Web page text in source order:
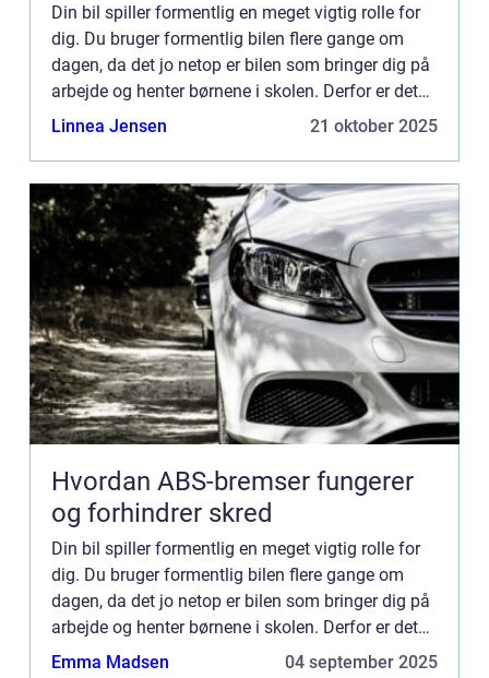
Din bil spiller formentlig en meget vigtig rolle for
dig. Du bruger formentlig bilen flere gange om
dagen, da det jo netop er bilen som bringer dig på
arbejde og henter børnene i skolen. Derfor er det
vigtigt du sørger for, at din...
Linnea Jensen 21 oktober 2025
Hvordan ABS-bremser fungerer
og forhindrer skred
Din bil spiller formentlig en meget vigtig rolle for
dig. Du bruger formentlig bilen flere gange om
dagen, da det jo netop er bilen som bringer dig på
arbejde og henter børnene i skolen. Derfor er det
vigtigt du sørger for, at din...
Emma Madsen 04 september 2025